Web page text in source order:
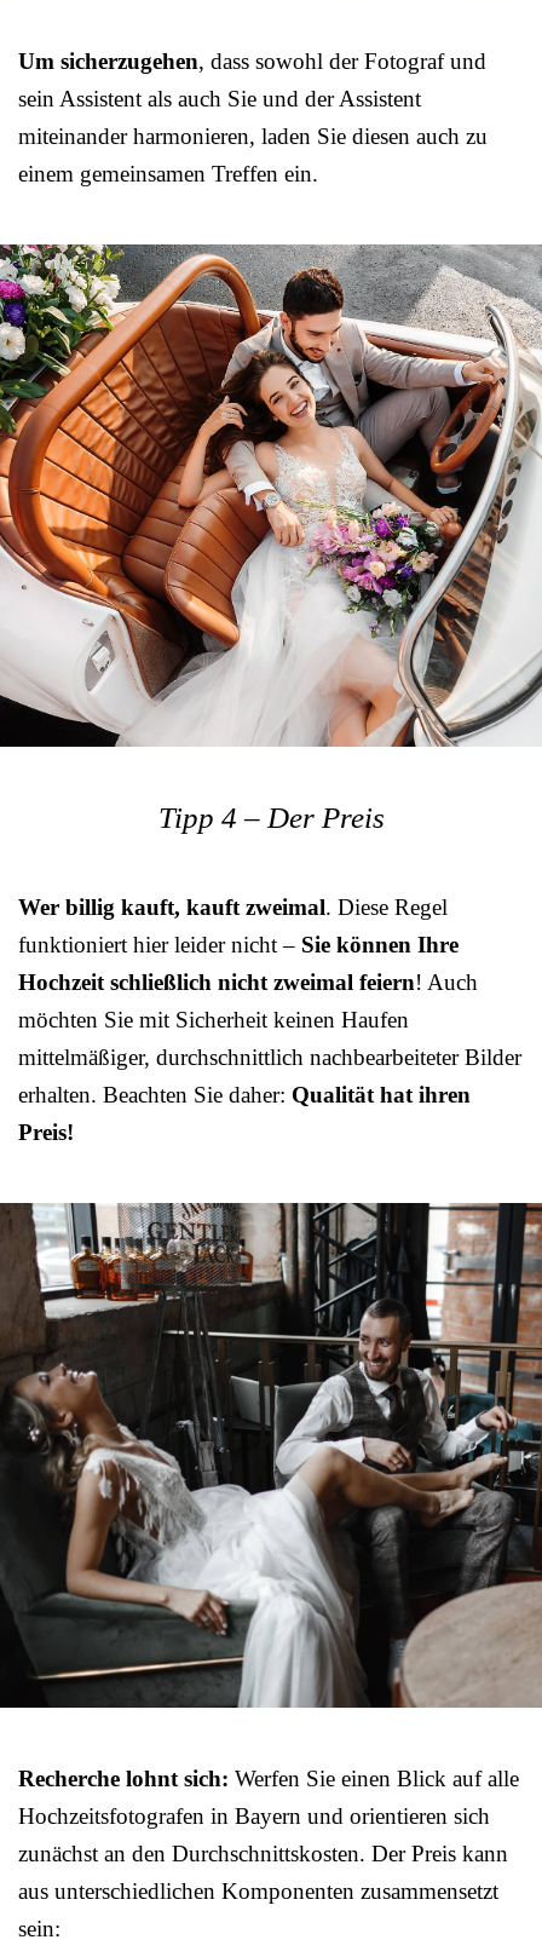
Um sicherzugehen, dass sowohl der Fotograf und
sein Assistent als auch Sie und der Assistent
miteinander harmonieren, laden Sie diesen auch zu
einem gemeinsamen Treffen ein.
Tipp 4 – Der Preis
Wer billig kauft, kauft zweimal. Diese Regel
funktioniert hier leider nicht – Sie können Ihre
Hochzeit schließlich nicht zweimal feiern! Auch
möchten Sie mit Sicherheit keinen Haufen
mittelmäßiger, durchschnittlich nachbearbeiteter Bilder
erhalten. Beachten Sie daher: Qualität hat ihren
Preis!
Recherche lohnt sich: Werfen Sie einen Blick auf alle
Hochzeitsfotografen in Bayern und orientieren sich
zunächst an den Durchschnittskosten. Der Preis kann
aus unterschiedlichen Komponenten zusammensetzt
sein: